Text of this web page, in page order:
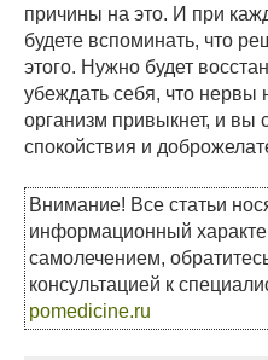
причины на это. И при
будете вспоминать, что
этого. Нужно будет
убеждать себя, что нервы
организм привыкнет, и вы
спокойствия и
Внимание! Все статьи
информационный
самолечением,
консультацией к
pomedicine.ru